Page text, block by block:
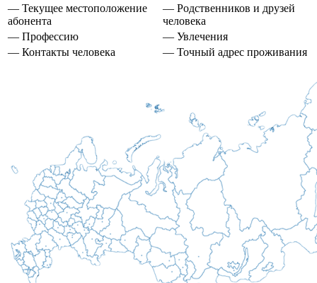
— Текущее местоположение
абонента
— Родственников и друзей
человека
— Профессию
— Увлечения
— Контакты человека
— Точный адрес проживания